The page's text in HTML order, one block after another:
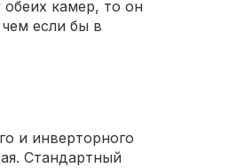
обеих камер, то он
если бы в
и инверторного
Стандартный